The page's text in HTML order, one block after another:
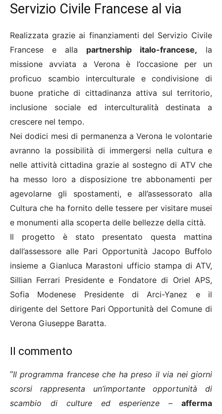
Servizio Civile Francese al via
Realizzata grazie ai finanziamenti del Servizio Civile
Francese e alla partnership italo-francese, la
missione avviata a Verona è l’occasione per un
proficuo scambio interculturale e condivisione di
buone pratiche di cittadinanza attiva sul territorio,
inclusione sociale ed interculturalità destinata a
crescere nel tempo.
Nei dodici mesi di permanenza a Verona le volontarie
avranno la possibilità di immergersi nella cultura e
nelle attività cittadina grazie al sostegno di ATV che
ha messo loro a disposizione tre abbonamenti per
agevolarne gli spostamenti, e all’assessorato alla
Cultura che ha fornito delle tessere per visitare musei
e monumenti alla scoperta delle bellezze della città.
Il progetto è stato presentato questa mattina
dall’assessore alle Pari Opportunità Jacopo Buffolo
insieme a Gianluca Marastoni ufficio stampa di ATV,
Sillian Ferrari Presidente e Fondatore di Oriel APS,
Sofia Modenese Presidente di Arci-Yanez e il
dirigente del Settore Pari Opportunità del Comune di
Verona Giuseppe Baratta.
Il commento
“Il programma franceseche ha preso il via nei giorni
scorsi rappresenta un’importante opportunità di
scambio di culture ed esperienze –afferma